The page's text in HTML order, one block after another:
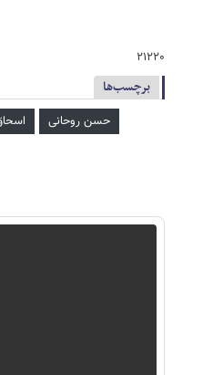
۲۱۲۲۰
برچسب‌ها
حسن روحانی